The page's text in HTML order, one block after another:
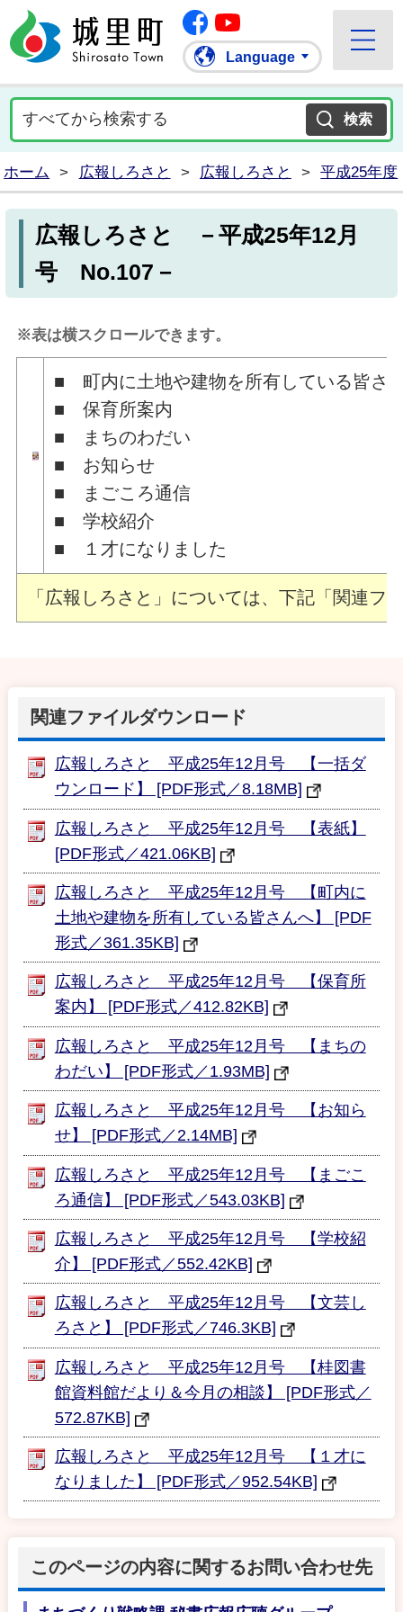
城里町ホームページ
Facebook
Language
ホーム > 広報しろさと > 広報しろさと > 平成25年度
広報しろさと －平成25年12月
号 No.107－
※表は横スクロールできます。
■ 町内に土地や建物を所有している皆さ
■ 保育所案内
■ まちのわだい
■ まごころ通信
■
「広報しろさと」については、下記「関連
関連ファイルダウンロード
広報しろさと 平成25年12月号 【一括ダ
ウンロード】 [PDF形式／8.18MB]
広報しろさと 平成25年12月号 【表紙】
[PDF形式／421.06KB]
広報しろさと 平成25年12月号 【町内に
土地や建物を所有している皆さんへ】 [PDF
形式／361.35KB]
広報しろさと 平成25年12月号 【保育所
案内】 [PDF形式／412.82KB]
広報しろさと 平成25年12月号 【まちの
わだい】 [PDF形式／1.93MB]
広報しろさと 平成25年12月号 【お知ら
せ】 [PDF形式／2.14MB]
広報しろさと 平成25年12月号 【まごこ
ろ通信】 [PDF形式／543.03KB]
広報しろさと 平成25年12月号 【学校紹
介】 [PDF形式／552.42KB]
広報しろさと 平成25年12月号 【文芸し
ろさと】 [PDF形式／746.3KB]
広報しろさと 平成25年12月号 【桂図書
館資料館だより＆今月の相談】 [PDF形式／
572.87KB]
広報しろさと 平成25年12月号 【１才に
なりました】 [PDF形式／952.54KB]
このページの内容に関するお問い合わせ先